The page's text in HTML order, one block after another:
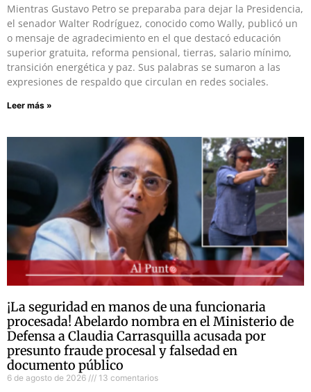
Mientras Gustavo Petro se preparaba para dejar la Presidencia,
el senador Walter Rodríguez, conocido como Wally, publicó un
o mensaje de agradecimiento en el que destacó educación
superior gratuita, reforma pensional, tierras, salario mínimo,
transición energética y paz. Sus palabras se sumaron a las
expresiones de respaldo que circulan en redes sociales.
Leer más »
¡La seguridad en manos de una funcionaria
procesada! Abelardo nombra en el Ministerio de
Defensa a Claudia Carrasquilla acusada por
presunto fraude procesal y falsedad en
documento público
6 de agosto de 2026 13 comentarios